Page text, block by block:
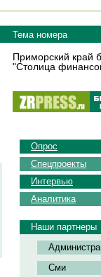
Тема номера
Приморский край
"Столица
Опрос
Спецпроекты
Интервью
Аналитика
Наши партнеры
Сми